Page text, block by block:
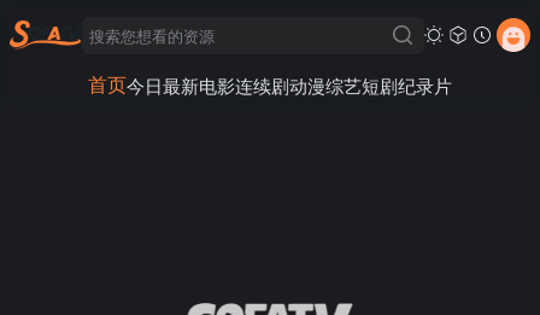
首页今日最新电影连续剧动漫综艺短剧纪录片